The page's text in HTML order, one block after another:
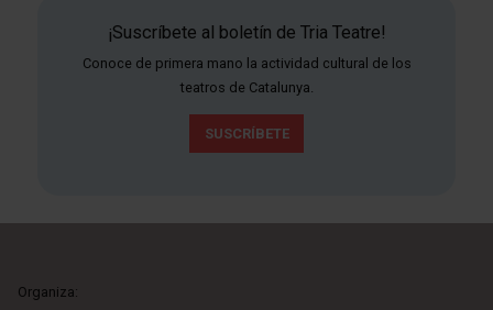
¡Suscríbete al boletín de Tria Teatre!
Conoce de primera mano la actividad cultural de los
teatros de Catalunya.
SUSCRÍBETE
Organiza: